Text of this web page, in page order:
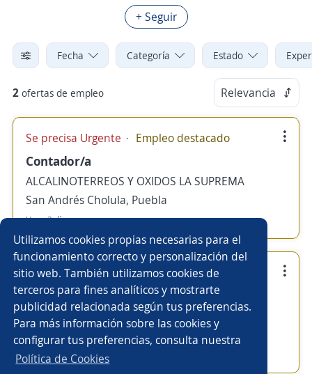
Utilizamos cookies propias necesarias para el
funcionamiento correcto y personalización del
sitio web. También utilizamos cookies de
terceros para fines analíticos y mostrarte
publicidad relacionada según tus preferencias.
Para más información sobre las cookies y
configurar tus preferencias, consulta nuestra
Política de Cookies
+ Seguir
Fecha Categoría Estado
2 ofertas de empleo Relevancia
Se precisa Urgente Empleo destacado
Contador/a
ALCALINOTERREOS Y OXIDOS LA SUPREMA
San Andrés Cholula, Puebla
Hace 3 días
Empleo destacado
Auxiliar contable
ALCALINOTERREOS Y OXIDOS LA SUPREMA
San Andrés Cholula, Puebla
Hace 7 días